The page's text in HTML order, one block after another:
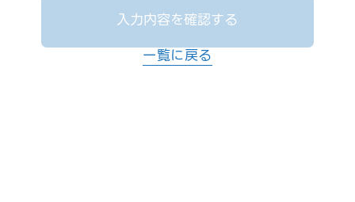
入力内容を確認する
一覧に戻る